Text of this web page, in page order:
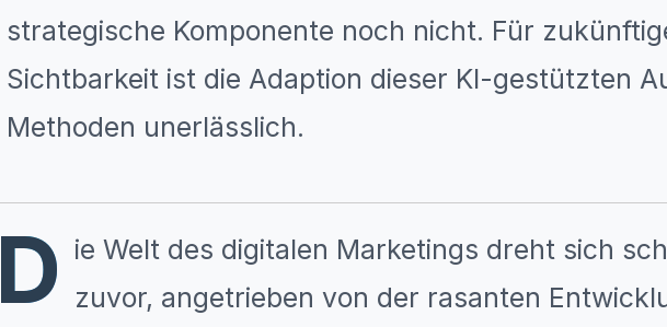
strategische Komponente noch nicht. Für
Sichtbarkeit ist die Adaption dieser KI-gestützten
Methoden unerlässlich.
D ie Welt des digitalen Marketings dreht sich
zuvor, angetrieben von der rasanten